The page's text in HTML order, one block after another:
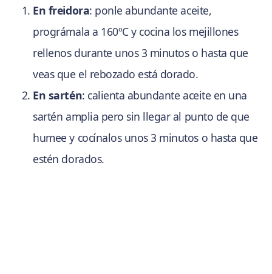
En freidora: ponle abundante aceite,
prográmala a 160ºC y cocina los mejillones
rellenos durante unos 3 minutos o hasta que
veas que el rebozado está dorado.
En sartén: calienta abundante aceite en una
sartén amplia pero sin llegar al punto de que
humee y cocínalos unos 3 minutos o hasta que
estén dorados.